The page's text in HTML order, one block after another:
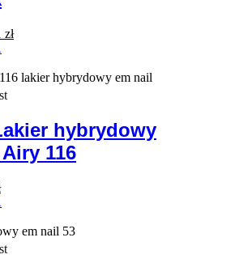
złAktualna
179,91 zł.
hybrydowy
116
Aktualna
31,25 zł.